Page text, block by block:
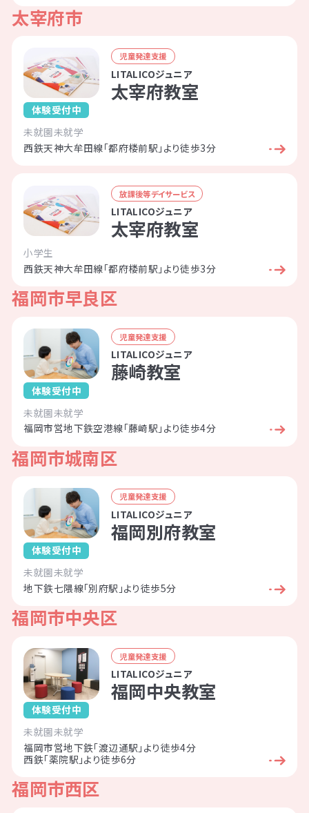
LITALICO研究所
太宰府市
児童発達支援
LITALICOジュニア
太宰府教室
体験受付中
未就園未就学
西鉄天神大牟田線「都府楼前駅」より徒歩3分
放課後等デイサービス
LITALICOジュニア
太宰府教室
小学生
西鉄天神大牟田線「都府楼前駅」より徒歩3分
福岡市早良区
児童発達支援
LITALICOジュニア
藤崎教室
体験受付中
未就園未就学
福岡市営地下鉄空港線「藤崎駅」より徒歩4分
福岡市城南区
児童発達支援
LITALICOジュニア
福岡別府教室
体験受付中
未就園未就学
地下鉄七隈線「別府駅」より徒歩5分
福岡市中央区
児童発達支援
LITALICOジュニア
福岡中央教室
体験受付中
未就園未就学
福岡市営地下鉄「渡辺通駅」より徒歩4分
西鉄「薬院駅」より徒歩6分
福岡市西区